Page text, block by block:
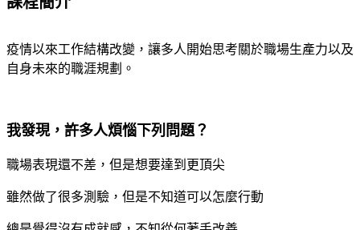
疫情以來工作結構改變，讓多人開始思考關於職場生產力以及
自身未來的職涯規劃。
我發現，許多人煩惱下列問題？
職場表現還不差，但是想要達到更頂尖
雖然做了很多測驗，但是不知道可以怎麼行動